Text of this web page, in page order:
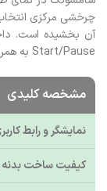
چرخشی مرکزی
Start/Pause به همراه دکمه‌های ترکیبی Child Lock (قفل کودک با فشردن Temp و Spin) و Mute (بی‌صدا کردن بوق با نگه داشتن دکمه Stain) برای کنترل کامل کاربر در دسترس هستند.
مشخصه کلیدی
نمایشگر و رابط
کیفیت ساخت